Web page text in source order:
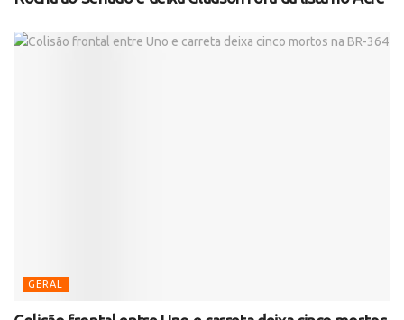
GERAL